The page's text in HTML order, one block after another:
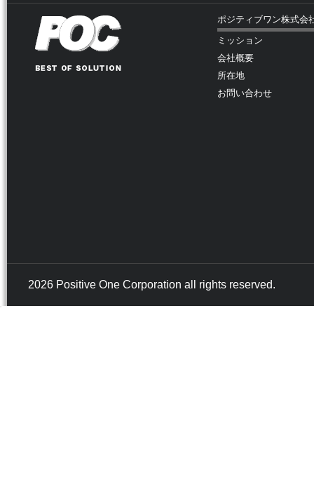
ポジティブワン株式会
ミッション
会社概要
所在地
お問い合わせ
2026 Positive One Corporation all rights reserved.